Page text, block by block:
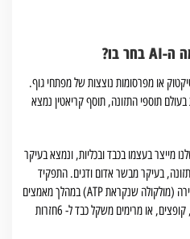
או מפרסומות נוצצות של מפתחי גוף.
תוספי התזונה, תוסף קריאטין נמצא
מייצר בעצמו בכבד ובכליות, ונמצא בעיקר
בעיקר מבשר אדום ודגים. התפקיד
המרכזי שלו הוא לייצר אנרגיה זמינה ומהירה (מולקולה שנקראת ATP) במהלך מאמצים
קצרים ועצימים. כשאתם עושים ספרינט, קופצים, או מרימים משקל כבד ל- 6חזרות